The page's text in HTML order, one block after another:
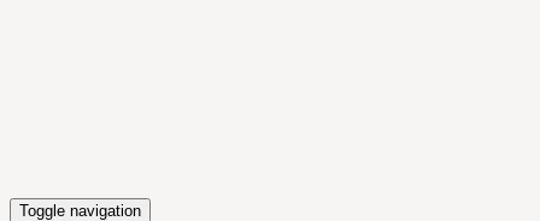
Toggle navigation